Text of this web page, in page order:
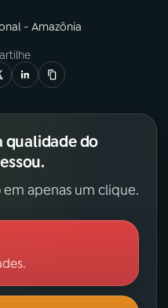
- Amazônia
qualidade do
em apenas um clique.